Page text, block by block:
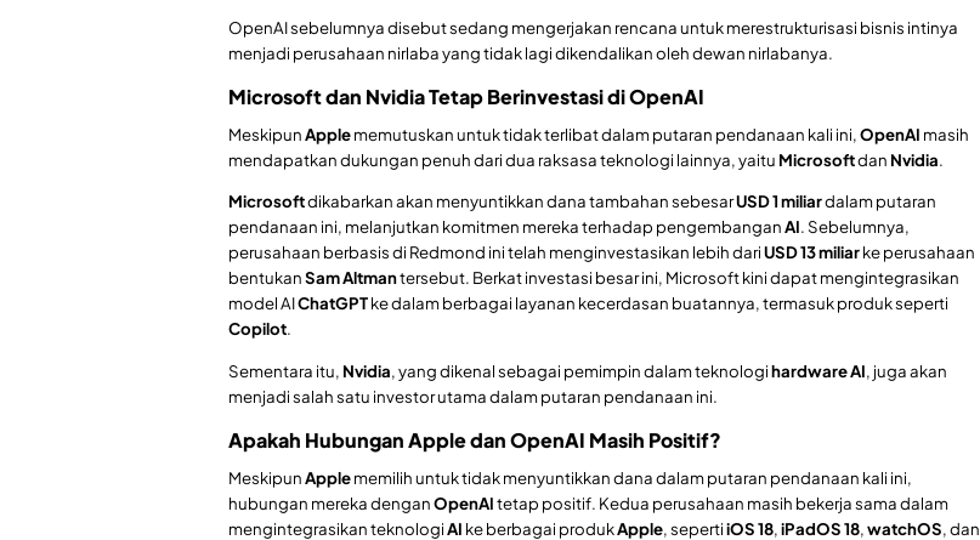
OpenAI sebelumnya disebut sedang mengerjakan rencana untuk merestrukturisasi bisnis intinya
menjadi perusahaan nirlaba yang tidak lagi dikendalikan oleh dewan nirlabanya.
Microsoft dan Nvidia Tetap Berinvestasi di OpenAI
MeskipunApplememutuskan untuk tidak terlibat dalam putaran pendanaan kali ini,OpenAI masih
mendapatkan dukungan penuh dari dua raksasa teknologi lainnya, yaitu Microsoftdan Nvidia.
Microsoftdikabarkan akan menyuntikkan dana tambahan sebesarUSD 1 miliardalam putaran
pendanaan ini, melanjutkan komitmen mereka terhadap pengembanganAI. Sebelumnya,
perusahaan berbasis di Redmond ini telah menginvestasikan lebih dariUSD 13 miliarke perusahaan
bentukanSam Altmantersebut. Berkat investasi besar ini, Microsoft kini dapat mengintegrasikan
model AIChatGPTke dalam berbagai layanan kecerdasan buatannya, termasuk produk seperti
Copilot.
Sementara itu, Nvidia, yang dikenal sebagai pemimpin dalam teknologihardware AI, juga akan
menjadi salah satu investor utama dalam putaran pendanaan ini.
Apakah Hubungan Apple dan OpenAI Masih Positif?
MeskipunApplememilih untuk tidak menyuntikkan dana dalam putaran pendanaan kali ini,
hubungan mereka denganOpenAItetap positif. Kedua perusahaan masih bekerja sama dalam
mengintegrasikan teknologiAI ke berbagai produkApple, sepertiiOS 18,iPadOS 18,watchOS, dan